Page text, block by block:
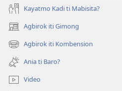
Kayatmo Kadi ti Mabisita?
Agbirok iti Gimong
(manglukat
iti
baro
window)
Agbirok iti Kombension
(manglukat
iti
baro
a
window)
Ania ti Baro?
Video